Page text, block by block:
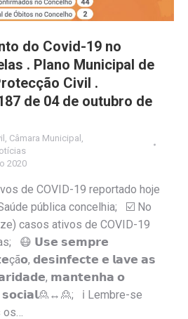
do Covid-19 no
. Plano Municipal de
Civil .
de 04 de outubro de
Câmara Municipal
2020
de COVID-19 reportado hoje
pública concelhia; ☑️ No
casos ativos de COVID-19
😷 𝗨𝘀𝗲 𝘀𝗲𝗺𝗽𝗿𝗲
𝗱𝗲𝘀𝗶𝗻𝗳𝗲𝗰𝘁𝗲 𝗲 𝗹𝗮𝘃𝗲 𝗮𝘀
𝗺𝗮𝗻𝘁𝗲𝗻𝗵𝗮 𝗼
ℹ️ Lembre-se